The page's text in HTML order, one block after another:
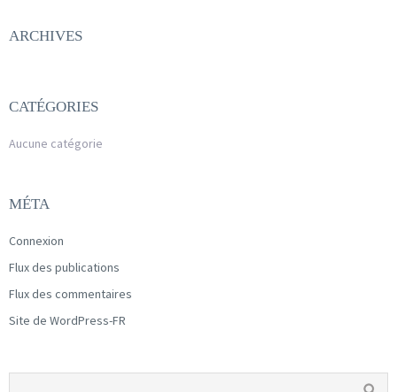
ARCHIVES
CATÉGORIES
Aucune catégorie
MÉTA
Connexion
Flux des publications
Flux des commentaires
Site de WordPress-FR